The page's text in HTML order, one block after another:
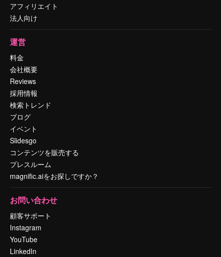
アフィリエイト
法人向け
運営
料金
会社概要
Reviews
採用情報
検索トレンド
ブログ
イベント
Slidesgo
コンテンツを販売する
プレスルーム
magnific.aiをお探しですか？
お問い合わせ
顧客サポート
Instagram
YouTube
LinkedIn